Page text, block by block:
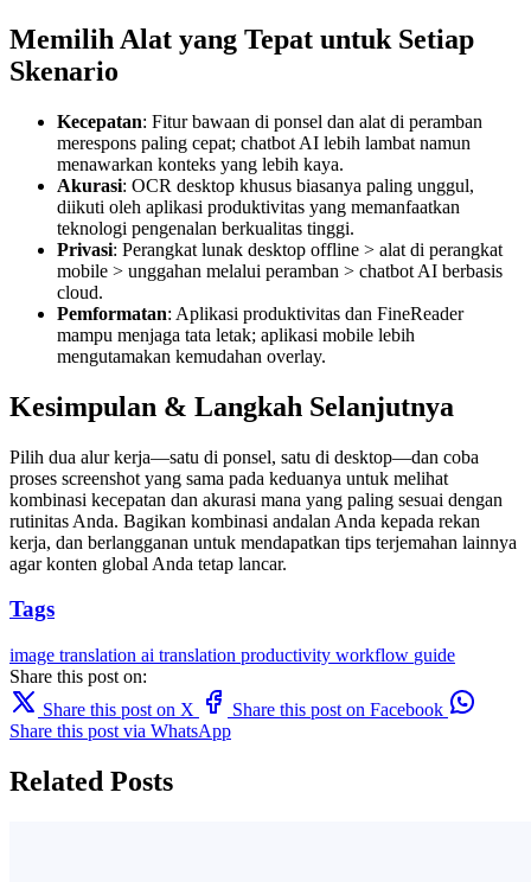
Memilih Alat yang Tepat untuk Setiap
Skenario
Kecepatan: Fitur bawaan di ponsel dan alat di peramban
merespons paling cepat; chatbot AI lebih lambat namun
menawarkan konteks yang lebih kaya.
Akurasi: OCR desktop khusus biasanya paling unggul,
diikuti oleh aplikasi produktivitas yang memanfaatkan
teknologi pengenalan berkualitas tinggi.
Privasi: Perangkat lunak desktop offline > alat di perangkat
mobile > unggahan melalui peramban > chatbot AI berbasis
cloud.
Pemformatan: Aplikasi produktivitas dan FineReader
mampu menjaga tata letak; aplikasi mobile lebih
mengutamakan kemudahan overlay.
Kesimpulan & Langkah Selanjutnya
Pilih dua alur kerja—satu di ponsel, satu di desktop—dan coba
proses screenshot yang sama pada keduanya untuk melihat
kombinasi kecepatan dan akurasi mana yang paling sesuai dengan
rutinitas Anda. Bagikan kombinasi andalan Anda kepada rekan
kerja, dan berlangganan untuk mendapatkan tips terjemahan lainnya
agar konten global Anda tetap lancar.
Tags
image translation ai translation productivity workflow guide
Share this post on:
Share this post on X
Share this post on Facebook
Share this post via WhatsApp
Related Posts